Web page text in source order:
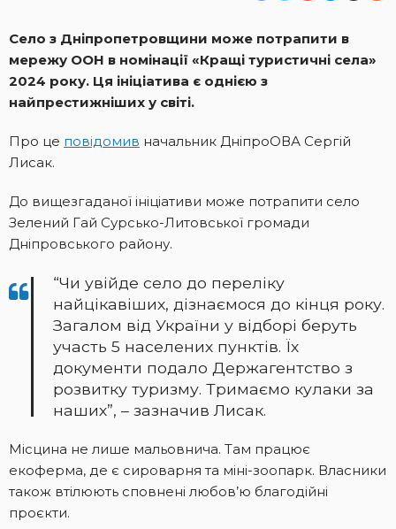
Село з Дніпропетровщини може потрапити в
мережу ООН в номінації «Кращі туристичні села»
2024 року. Ця ініціатива є однією з
найпрестижніших у світі.
Про це повідомив начальник ДніпроОВА Сергій
Лисак.
До вищезгаданої ініціативи може потрапити село
Зелений Гай Сурсько-Литовської громади
Дніпровського району.
“Чи увійде село до переліку
найцікавіших, дізнаємося до кінця року.
Загалом від України у відборі беруть
участь 5 населених пунктів. Їх
документи подало Держагентство з
розвитку туризму. Тримаємо кулаки за
наших”, – зазначив Лисак.
Місцина не лише мальовнича. Там працює
екоферма, де є сироварня та міні-зоопарк. Власники
також втілюють сповнені любов’ю благодійні
проєкти.